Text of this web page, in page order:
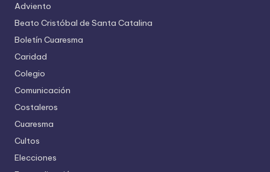
Adviento
Beato Cristóbal de Santa Catalina
Boletín Cuaresma
Caridad
Colegio
Comunicación
Costaleros
Cuaresma
Cultos
Elecciones